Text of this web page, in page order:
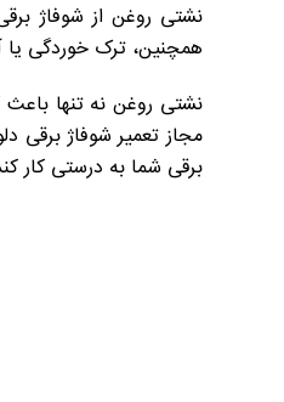
نشتی روغن از شوفاژ
همچنین، ترک خوردگی
نشتی روغن نه تنها
مجاز تعمیر شوفاژ برقی
برقی شما به درستی کار